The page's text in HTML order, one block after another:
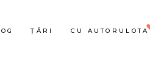
ȚĂRI CU AUTORULOTA